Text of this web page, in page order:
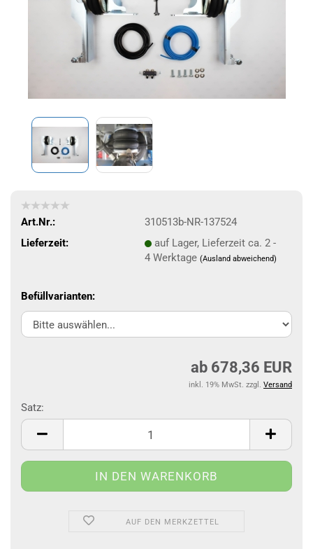
Art.Nr.:
310513b-NR-137524
Lieferzeit:
auf Lager, Lieferzeit ca. 2 -
4 Werktage (Ausland abweichend)
Befüllvarianten:
ab 678,36 EUR
inkl. 19% MwSt. zzgl. Versand
Satz:
Satz
AUF DEN MERKZETTEL